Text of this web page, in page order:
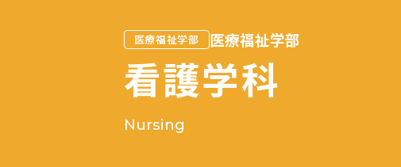
医療福祉学部 医療福祉学部
看護学科
Nursing